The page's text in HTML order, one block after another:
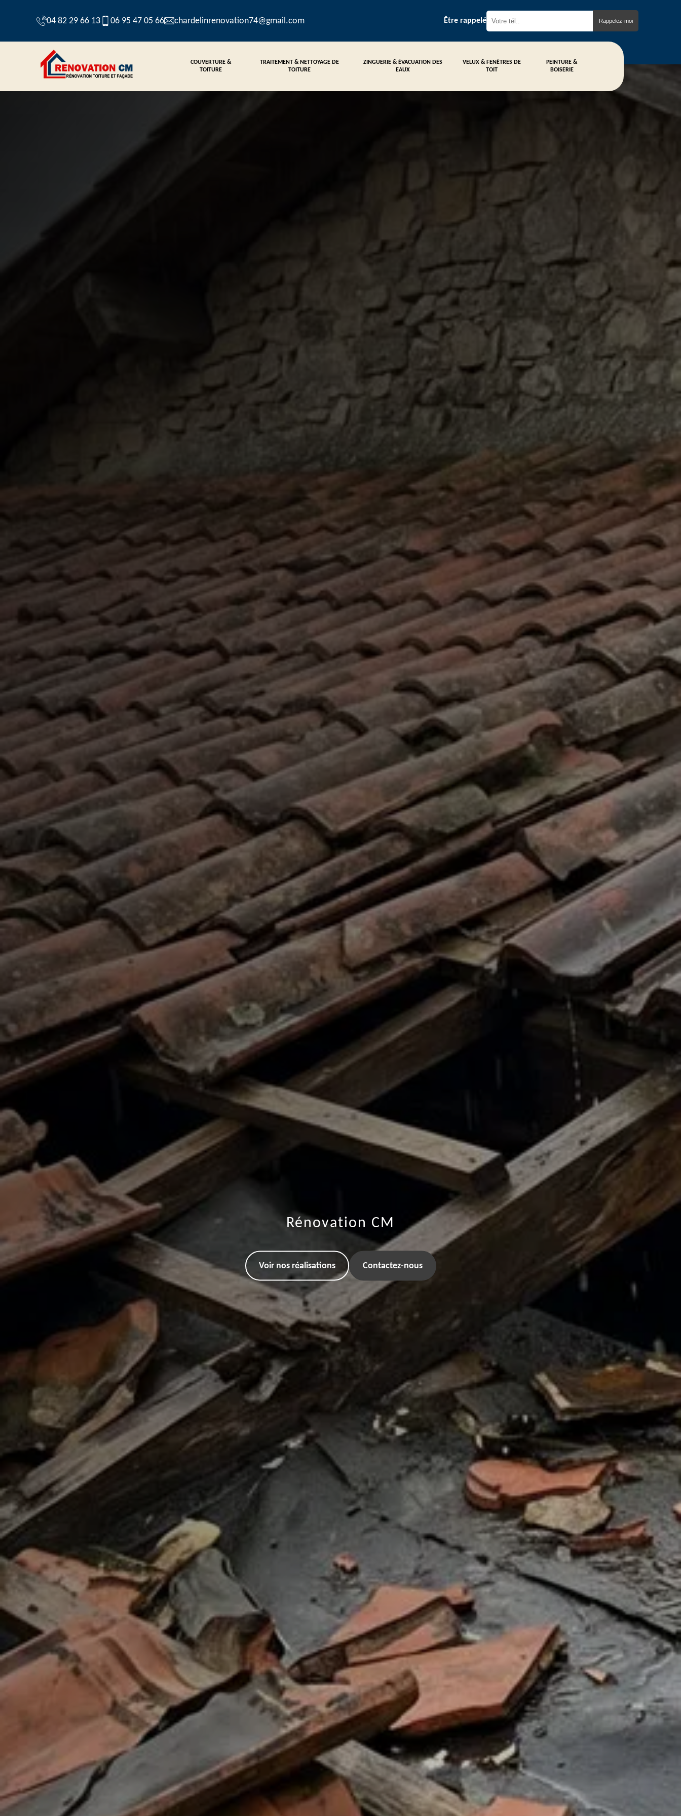
04 82 29 66 13 06 95 47 05 66 chardelinrenovation74@gmail.com Être rappelé
COUVERTURE &
TOITURE
TRAITEMENT & NETTOYAGE DE
TOITURE
ZINGUERIE & ÉVACUATION DES
EAUX
VELUX & FENÊTRES DE
TOIT
PEINTURE &
BOISERIE
Rénovation CM
Voir nos réalisations Contactez-nous